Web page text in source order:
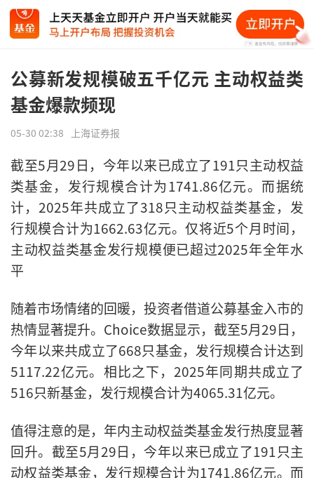
公募新发规模破五千亿元 主动权益类
基金爆款频现
05-30 02:38 上海证券报
截至5月29日，今年以来已成立了191只主动权益
类基金，发行规模合计为1741.86亿元。而据统
计，2025年共成立了318只主动权益类基金，发
行规模合计为1662.63亿元。仅将近5个月时间，
主动权益类基金发行规模便已超过2025年全年水
平
随着市场情绪的回暖，投资者借道公募基金入市的
热情显著提升。Choice数据显示，截至5月29日，
今年以来共成立了668只基金，发行规模合计达到
5117.22亿元。相比之下，2025年同期共成立了
516只新基金，发行规模合计为4065.31亿元。
值得注意的是，年内主动权益类基金发行热度显著
回升。截至5月29日，今年以来已成立了191只主
动权益类基金，发行规模合计为1741.86亿元。而